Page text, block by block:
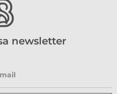
newsletter